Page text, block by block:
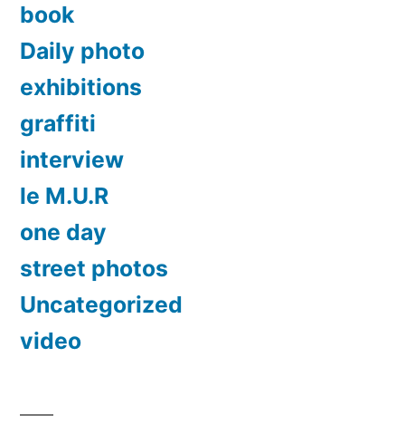
book
Daily photo
exhibitions
graffiti
interview
le M.U.R
one day
street photos
Uncategorized
video